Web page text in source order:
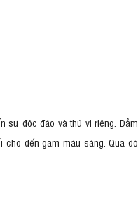
sự độc đáo và thú vị riêng. Đảm
đến gam màu sáng. Qua đó